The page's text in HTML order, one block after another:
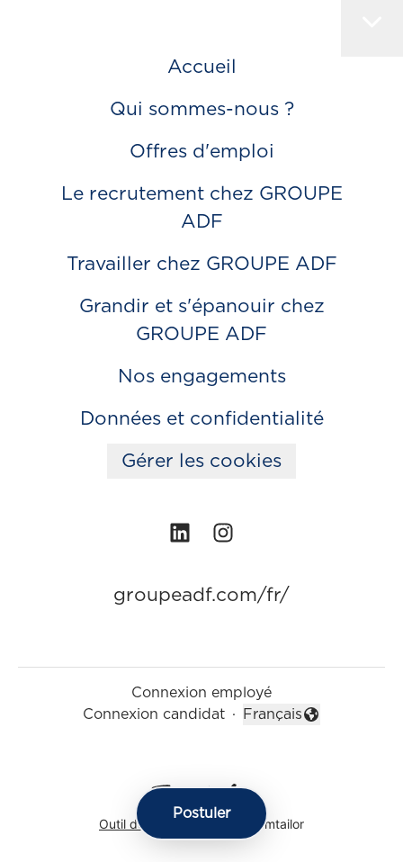
Postuler
Accueil
Qui sommes-nous ?
Offres d'emploi
Le recrutement chez GROUPE
ADF
Travailler chez GROUPE ADF
Grandir et s'épanouir chez
GROUPE ADF
Nos engagements
Données et confidentialité
Gérer les cookies
groupeadf.com/fr/
Connexion employé
Connexion candidat ·
Changer la langue
Français
Outil de recrutement de Teamtailor